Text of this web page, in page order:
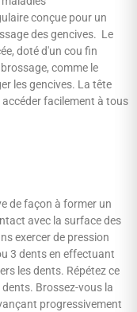
conçue pour un
des gencives. Le
doté d'un cou fin
comme le
les gencives. La tête
facilement à tous
de façon à former un
avec la surface des
exercer de pression
3 dents en effectuant
les dents. Répétez ce
Brossez-vous la
progressivement